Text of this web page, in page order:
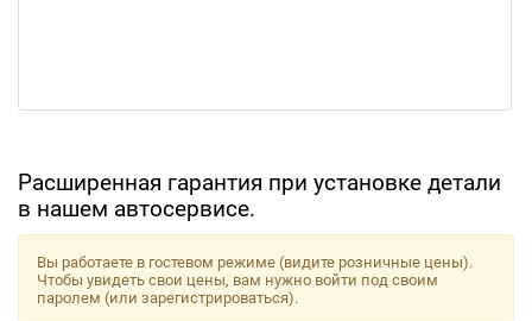
Расширенная гарантия при установке детали
в нашем автосервисе.
Вы работаете в гостевом режиме (видите розничные цены).
Чтобы увидеть свои цены, вам нужно войти под своим
паролем (или зарегистрироваться).